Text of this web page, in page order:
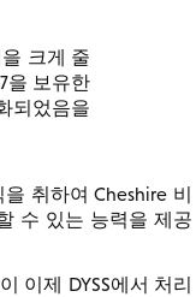
크게 줄
을 보유한
되었음을
취하여 Cheshire 비
수 있는 능력을 제공
이제 DYSS에서 처리